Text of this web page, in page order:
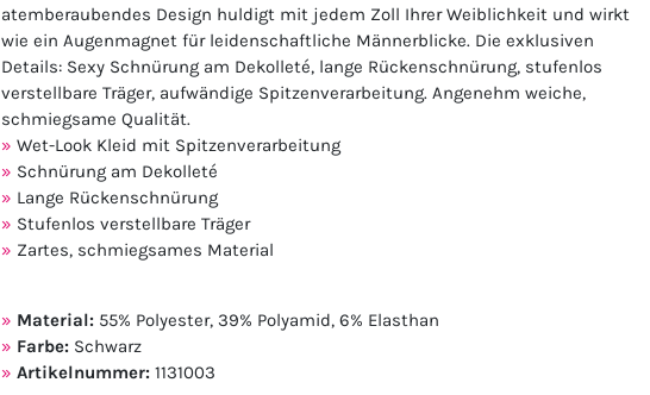
atemberaubendes Design huldigt mit jedem Zoll Ihrer Weiblichkeit und wirkt
wie ein Augenmagnet für leidenschaftliche Männerblicke. Die exklusiven
Details: Sexy Schnürung am Dekolleté, lange Rückenschnürung, stufenlos
verstellbare Träger, aufwändige Spitzenverarbeitung. Angenehm weiche,
schmiegsame Qualität.
Wet-Look Kleid mit Spitzenverarbeitung
Schnürung am Dekolleté
Lange Rückenschnürung
Stufenlos verstellbare Träger
Zartes, schmiegsames Material
Material: 55% Polyester, 39% Polyamid, 6% Elasthan
Farbe: Schwarz
Artikelnummer: 1131003